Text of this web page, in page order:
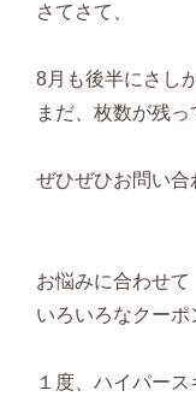
さてさて、
8月も後半にさし
まだ、枚数が残っ
ぜひぜひお問い合
お悩みに合わせて
いろいろなクーポ
１度、ハイパー